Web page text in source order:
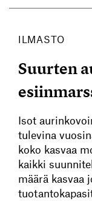
ILMASTO
Suurten
Isot
tulevina
koko kasvaa
kaikki
määrä kasvaa